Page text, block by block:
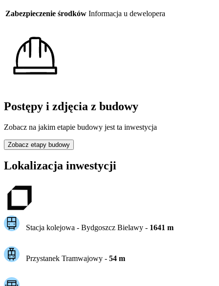
Zabezpieczenie środków Informacja u dewelopera
Postępy i zdjęcia z budowy
Zobacz na jakim etapie budowy jest ta inwestycja
Zobacz etapy budowy
Lokalizacja inwestycji
Stacja kolejowa - Bydgoszcz Bielawy- 1641 m
Przystanek Tramwajowy - 54m